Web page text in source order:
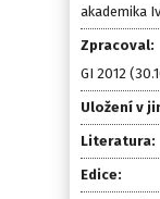
akademika
Zpracoval:
GI 2012
Uložení v
Literatura:
Edice: